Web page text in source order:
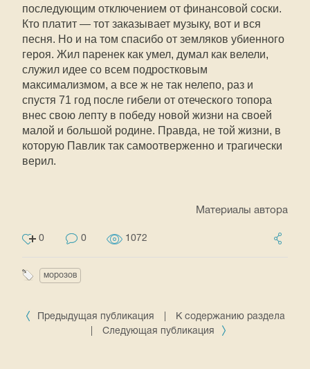
последующим отключением от финансовой соски.
Кто платит — тот заказывает музыку, вот и вся
песня. Но и на том спасибо от земляков убиенного
героя. Жил паренек как умел, думал как велели,
служил идее со всем подростковым
максимализмом, а все ж не так нелепо, раз и
спустя 71 год после гибели от отеческого топора
внес свою лепту в победу новой жизни на своей
малой и большой родине. Правда, не той жизни, в
которую Павлик так самоотверженно и трагически
верил.
Материалы автора
0 0 1072
морозов
Предыдущая публикация
К содержанию раздела
Следующая публикация